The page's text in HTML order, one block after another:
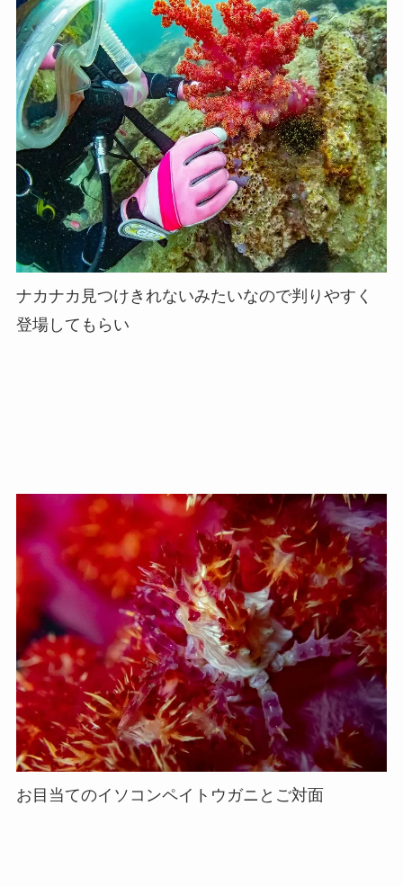
ナカナカ見つけきれないみたいなので判りやすく
登場してもらい
お目当てのイソコンペイトウガニとご対面